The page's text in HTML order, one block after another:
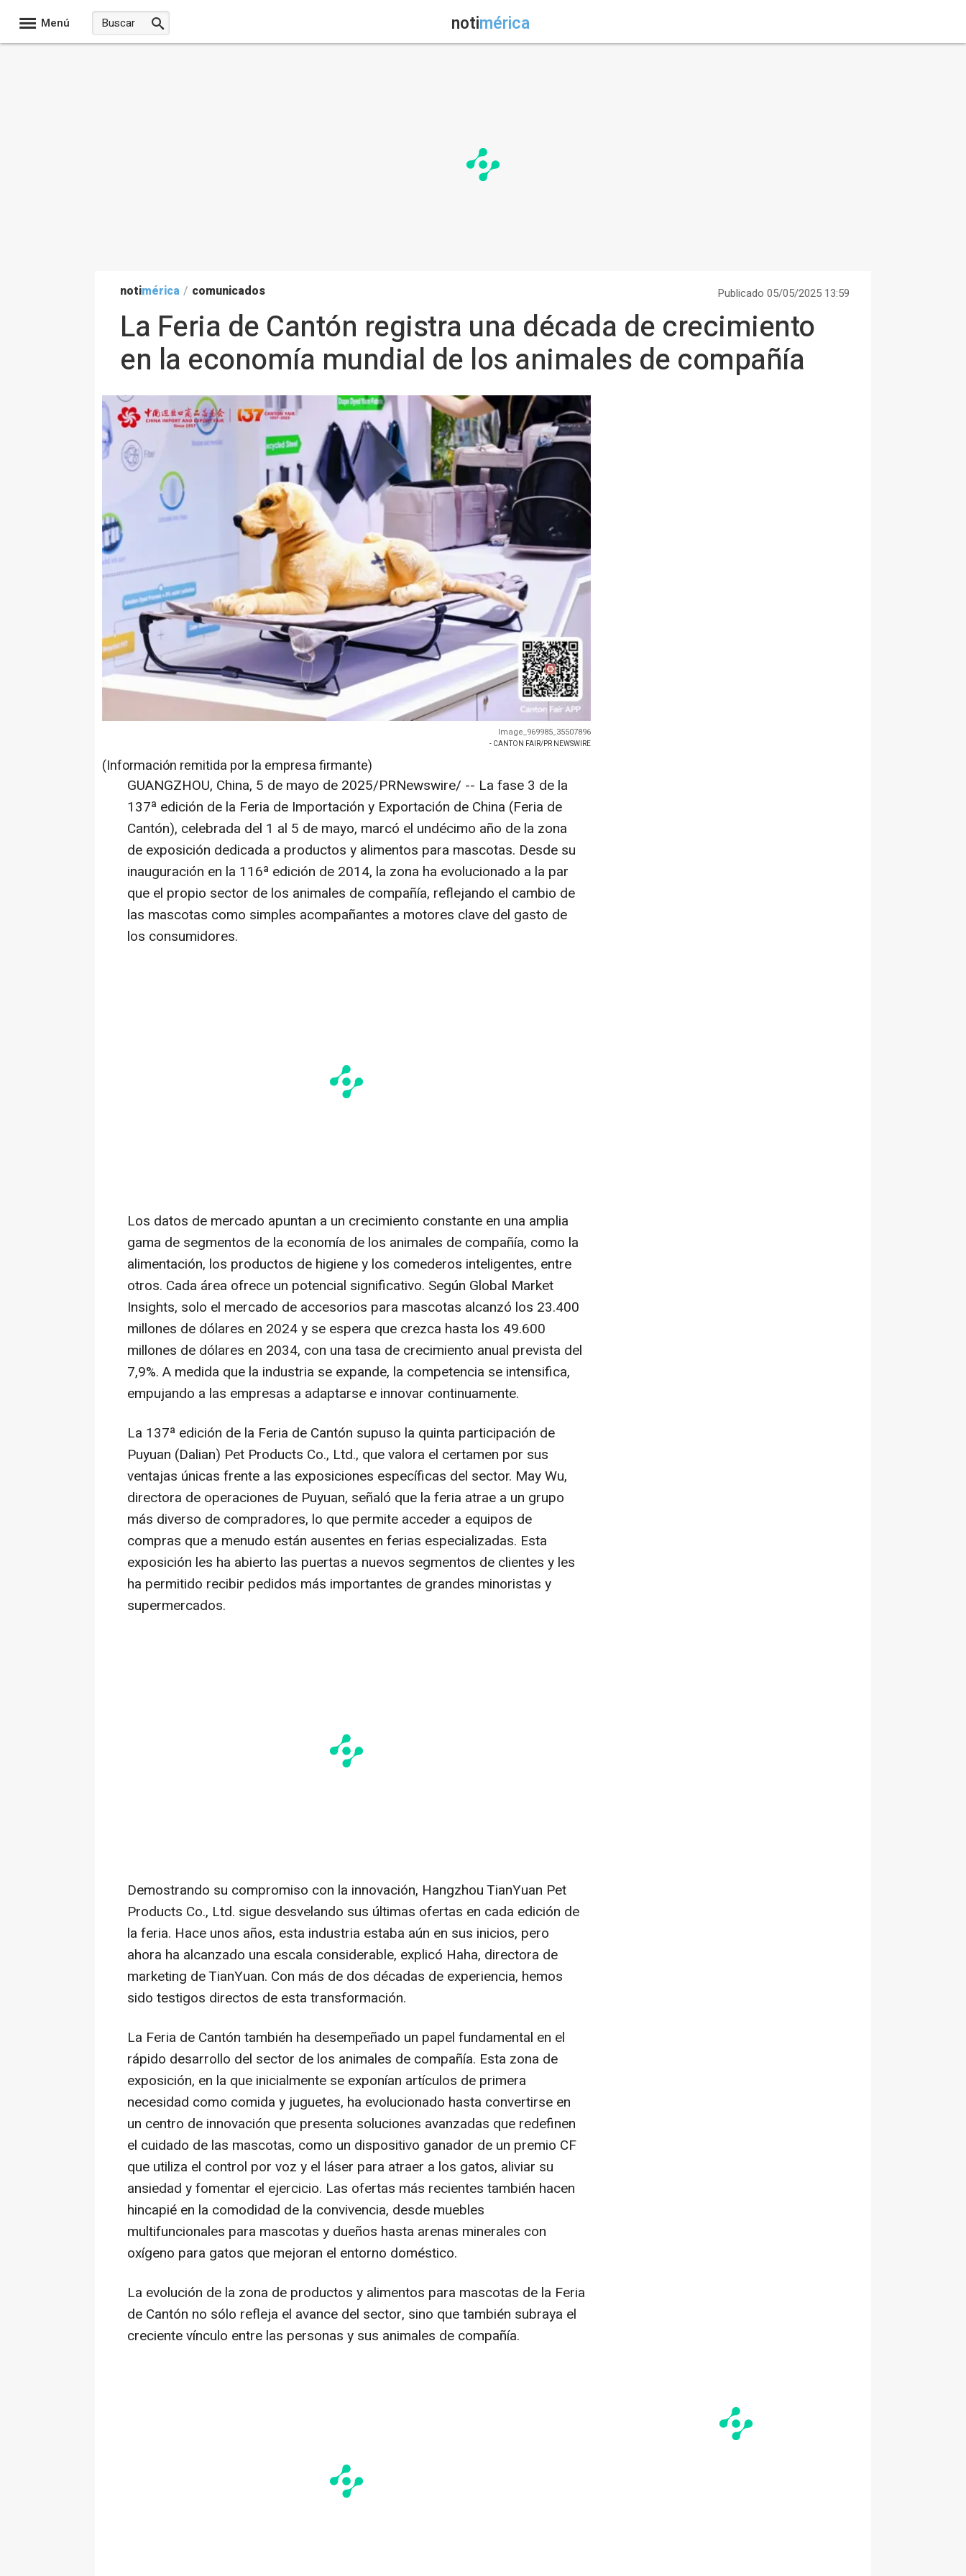
Menú notimérica
notimérica / comunicados Publicado 05/05/2025 13:59
La Feria de Cantón registra una década de crecimiento
en la economía mundial de los animales de compañía
Image_969985_35507896
- CANTON FAIR/PR NEWSWIRE
(Información remitida por la empresa firmante)
GUANGZHOU, China, 5 de mayo de 2025/PRNewswire/ -- La fase 3 de la
137ª edición de la Feria de Importación y Exportación de China (Feria de
Cantón), celebrada del 1 al 5 de mayo, marcó el undécimo año de la zona
de exposición dedicada a productos y alimentos para mascotas. Desde su
inauguración en la 116ª edición de 2014, la zona ha evolucionado a la par
que el propio sector de los animales de compañía, reflejando el cambio de
las mascotas como simples acompañantes a motores clave del gasto de
los consumidores.
Los datos de mercado apuntan a un crecimiento constante en una amplia
gama de segmentos de la economía de los animales de compañía, como la
alimentación, los productos de higiene y los comederos inteligentes, entre
otros. Cada área ofrece un potencial significativo. Según Global Market
Insights, solo el mercado de accesorios para mascotas alcanzó los 23.400
millones de dólares en 2024 y se espera que crezca hasta los 49.600
millones de dólares en 2034, con una tasa de crecimiento anual prevista del
7,9%. A medida que la industria se expande, la competencia se intensifica,
empujando a las empresas a adaptarse e innovar continuamente.
La 137ª edición de la Feria de Cantón supuso la quinta participación de
Puyuan (Dalian) Pet Products Co., Ltd., que valora el certamen por sus
ventajas únicas frente a las exposiciones específicas del sector. May Wu,
directora de operaciones de Puyuan, señaló que la feria atrae a un grupo
más diverso de compradores, lo que permite acceder a equipos de
compras que a menudo están ausentes en ferias especializadas. Esta
exposición les ha abierto las puertas a nuevos segmentos de clientes y les
ha permitido recibir pedidos más importantes de grandes minoristas y
supermercados.
Demostrando su compromiso con la innovación, Hangzhou TianYuan Pet
Products Co., Ltd. sigue desvelando sus últimas ofertas en cada edición de
la feria. Hace unos años, esta industria estaba aún en sus inicios, pero
ahora ha alcanzado una escala considerable, explicó Haha, directora de
marketing de TianYuan. Con más de dos décadas de experiencia, hemos
sido testigos directos de esta transformación.
La Feria de Cantón también ha desempeñado un papel fundamental en el
rápido desarrollo del sector de los animales de compañía. Esta zona de
exposición, en la que inicialmente se exponían artículos de primera
necesidad como comida y juguetes, ha evolucionado hasta convertirse en
un centro de innovación que presenta soluciones avanzadas que redefinen
el cuidado de las mascotas, como un dispositivo ganador de un premio CF
que utiliza el control por voz y el láser para atraer a los gatos, aliviar su
ansiedad y fomentar el ejercicio. Las ofertas más recientes también hacen
hincapié en la comodidad de la convivencia, desde muebles
multifuncionales para mascotas y dueños hasta arenas minerales con
oxígeno para gatos que mejoran el entorno doméstico.
La evolución de la zona de productos y alimentos para mascotas de la Feria
de Cantón no sólo refleja el avance del sector, sino que también subraya el
creciente vínculo entre las personas y sus animales de compañía.